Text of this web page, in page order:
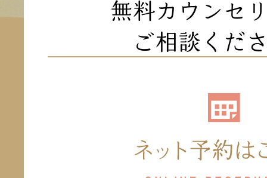
無料カウンセ
ご相談くだ